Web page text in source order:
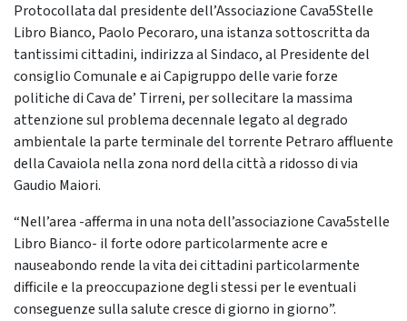
Protocollata dal presidente dell’Associazione Cava5Stelle
Libro Bianco, Paolo Pecoraro, una istanza sottoscritta da
tantissimi cittadini, indirizza al Sindaco, al Presidente del
consiglio Comunale e ai Capigruppo delle varie forze
politiche di Cava de’ Tirreni, per sollecitare la massima
attenzione sul problema decennale legato al degrado
ambientale la parte terminale del torrente Petraro affluente
della Cavaiola nella zona nord della città a ridosso di via
Gaudio Maiori.
“Nell’area -afferma in una nota dell’associazione Cava5stelle
Libro Bianco- il forte odore particolarmente acre e
nauseabondo rende la vita dei cittadini particolarmente
difficile e la preoccupazione degli stessi per le eventuali
conseguenze sulla salute cresce di giorno in giorno”.